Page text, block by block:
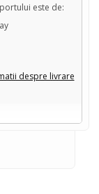
este de:
despre livrare